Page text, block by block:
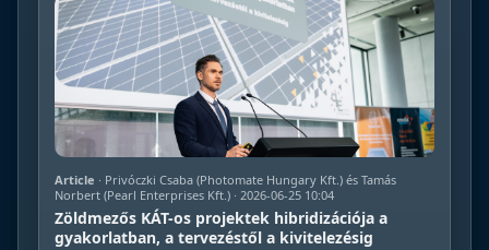
Article · Privóczki Csaba (Photomate Hungary Kft.) és Tamás
Norbert (Pearl Enterprises Kft.) · 2026-06-25 10:04
Zöldmezős KÁT-os projektek hibridizációja a
gyakorlatban, a tervezéstől a kivitelezésig